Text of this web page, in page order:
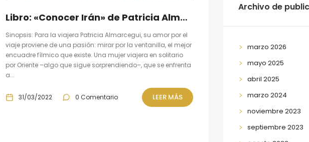
Libro: «Conocer Irán» de Patricia Almarcegui
Sinopsis: Para la viajera Patricia Almarcegui, su amor por el
viaje proviene de una pasión: mirar por la ventanilla, el mejor
encuadre fílmico que existe. Una mujer viajera en solitario
por Oriente –algo que sigue sorprendiendo–, que se enfrenta
a...
31/03/2022 0 Comentario LEER MÁS
Archivo de
marzo 2026
mayo 2025
abril 2025
marzo 2024
noviembre 2023
septiembre 2023